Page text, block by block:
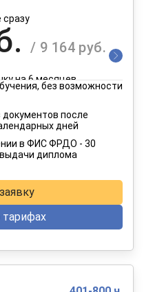
сразу
/ 9 164 руб.
на 6 месяцев
на 12 месяцев
без возможности
документов после
дней
в ФИС ФРДО - 30
диплома